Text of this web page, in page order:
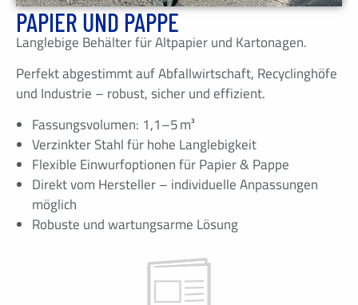
PAPIER UND PAPPE
Langlebige Behälter für Altpapier und Kartonagen.
Perfekt abgestimmt auf Abfallwirtschaft, Recyclinghöfe
und Industrie – robust, sicher und effizient.
Fassungsvolumen: 1,1–5 m³
Verzinkter Stahl für hohe Langlebigkeit
Flexible Einwurfoptionen für Papier & Pappe
Direkt vom Hersteller – individuelle Anpassungen
möglich
Robuste und wartungsarme Lösung